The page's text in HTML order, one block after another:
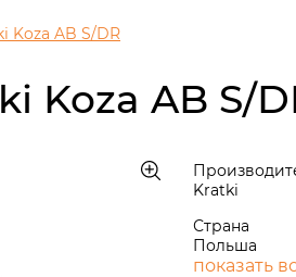
Koza AB S/DR
Koza AB S/
Kratki
Страна
Польша
показать